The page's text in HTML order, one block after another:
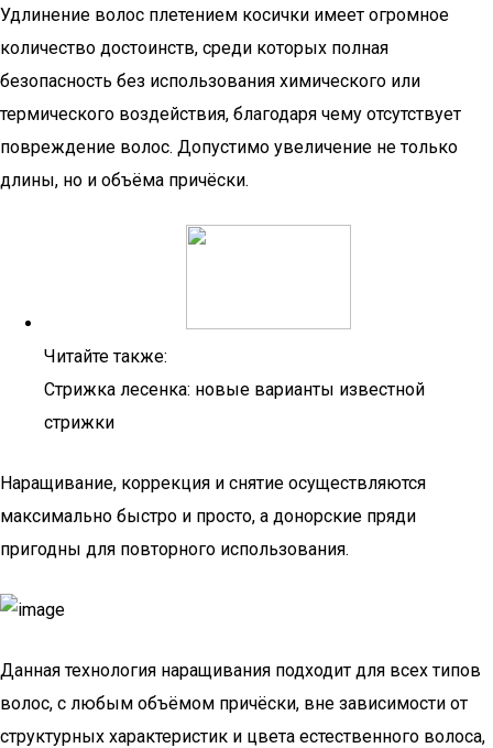
Удлинение волос плетением косички имеет огромное
количество достоинств, среди которых полная
безопасность без использования химического или
термического воздействия, благодаря чему отсутствует
повреждение волос. Допустимо увеличение не только
длины, но и объёма причёски.
Читайте также:
Стрижка лесенка: новые варианты известной
стрижки
Наращивание, коррекция и снятие осуществляются
максимально быстро и просто, а донорские пряди
пригодны для повторного использования.
Данная технология наращивания подходит для всех типов
волос, с любым объёмом причёски, вне зависимости от
структурных характеристик и цвета естественного волоса,